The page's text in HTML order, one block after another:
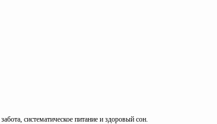
систематическое питание и здоровый сон.